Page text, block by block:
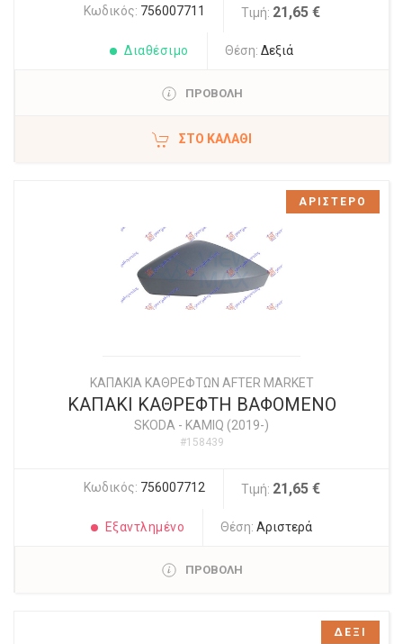
Κωδικός: 756007711 Τιμή: 21,65 €
Διαθέσιμο Θέση: Δεξιά
ΠΡΟΒΟΛΗ
ΣΤΟ ΚΑΛΆΘΙ
ΚΑΠΑΚΙΑ ΚΑΘΡΕΦΤΩΝ AFTER MARKET
ΚΑΠΑΚΙ ΚΑΘΡΕΦΤΗ ΒΑΦΟΜΕΝΟ
SKODA - KAMIQ (2019-)
#158439
Κωδικός: 756007712 Τιμή: 21,65 €
Εξαντλημένο Θέση:Αριστερά
ΠΡΟΒΟΛΗ
ΑΡΙΣΤΕΡΟ
ΔΕΞΙ